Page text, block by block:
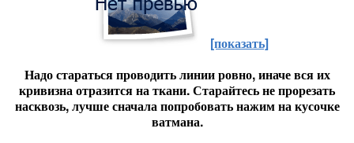
[показать]
Надо стараться проводить линии ровно, иначе вся их
кривизна отразится на ткани. Старайтесь не прорезать
насквозь, лучше сначала попробовать нажим на кусочке
ватмана.